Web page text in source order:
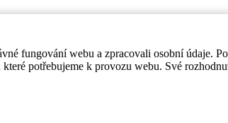
fungování webu a zpracovali osobní údaje.
potřebujeme k provozu webu. Své